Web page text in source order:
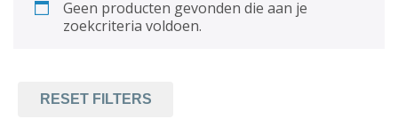
Geen producten gevonden die aan je
zoekcriteria voldoen.
RESET FILTERS